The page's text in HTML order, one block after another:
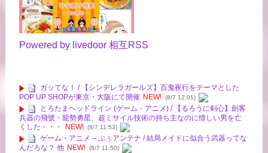
Powered by livedoor 相互RSS
ガッてな！ / 【シンデレラガールズ】百鬼夜行をテーマとした
POP UP SHOPが東京・大阪にて開催 NEW! (8/7 12:01)
とろたまヘッドライン (ゲーム・アニメ) / 【るろうに剣心】劍客
兵器の飛號・龍勢勇星、超ミサイル技術の持ち主なのに惜しい男を亡
くした・・・
NEW! (8/7 11:53)
ゲーム・アニメ – ぷぅアンテナ / 結局メイドに似合う武器ってな
んだろな？ 他 NEW! (8/7 11:50)